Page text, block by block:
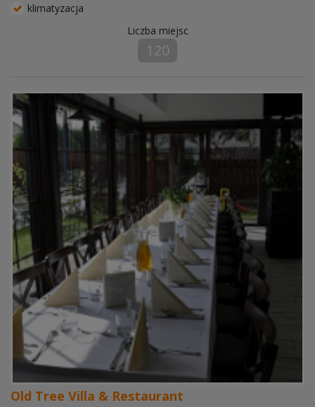
klimatyzacja
Liczba miejsc
120
Old Tree Villa & Restaurant